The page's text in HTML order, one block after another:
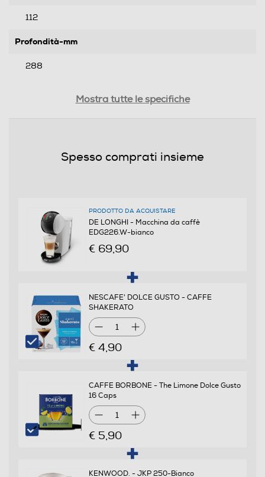
112
Profondità-mm
288
Numero di tazze
Potenza max-W
Pressione in bar
15
Descrizione marketing
Macchina per caffè espresso e bevande calde/fredde
con sistema a capsule Nescafé Dolce Gusto, pressione
capsula automaticamente la macchina si accende,
sistema di riscaldamento Thermoblock (pronta in 30
Mostra tutte le specifiche
Spesso comprati insieme
PRODOTTO DA ACQUISTARE
DE LONGHI - Macchina da caffè
EDG226.W-bianco
€ 69,90
NESCAFE' DOLCE GUSTO - CAFFE
SHAKERATO
1
€ 4,90
CAFFE BORBONE - The Limone Dolce Gusto
16 Caps
1
€ 5,90
KENWOOD. - JKP 250-Bianco